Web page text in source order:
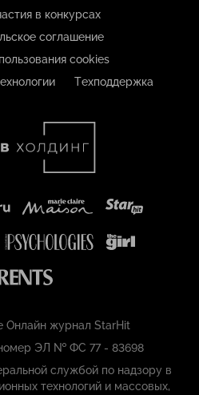
в конкурсах
соглашение
cookies
Техподдержка
Онлайн журнал StarHit
ЭЛ № ФС 77 - 83698
службой по надзору в
технологий и массовых,